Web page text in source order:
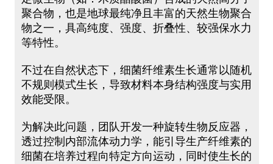
聚合物，也是地球最纯净且丰富的天然生物聚合
物之一，具高纯度、强度、折叠性、较强保水力
等特性。
不过在自然状态下，细菌纤维素生长通常以随机
不规则模式生长，导致材料本身结构强度与实用
效能受限。
为解决此问题，团队开发一种旋转生物反应器，
透过控制内部流体动力学，能引导生产纤维素的
细菌在培养过程向特定方向运动，同时使生长的